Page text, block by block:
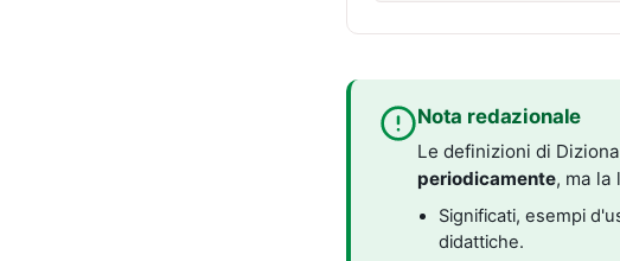
Nota redazionale
Le definizioni di
periodicamente, ma la
Significati, esempi
didattiche.